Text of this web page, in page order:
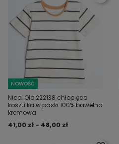
NOWOŚĆ
Nicol Olo 222138 chłopięca
koszulka w paski 100% bawełna
kremowa
41,00 zł - 48,00 zł